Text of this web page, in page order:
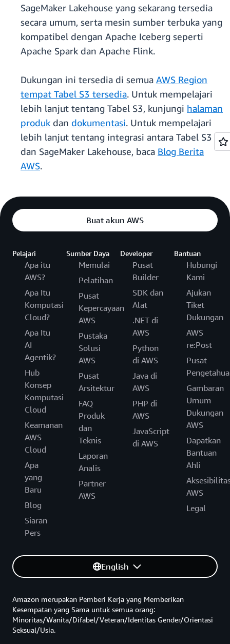
SageMaker Lakehouse yang sekarang tersedia
secara umum, serta mesin sumber terbuka yang
kompatibel dengan Apache Iceberg seperti
Apache Spark dan Apache Flink.
Dukungan ini tersedia di semua AWS Region
tempat Tabel S3 tersedia. Untuk mempelajari
lebih lanjut tentang Tabel S3, kunjungi halaman
produk dan dokumentasi. Untuk mempelajari
lebih lanjut tentang integrasi antara Tabel S3
dan SageMaker Lakehouse, baca Blog Berita
AWS.
Buat akun AWS
Pelajari
Apa itu
AWS?
Apa Itu
Komputasi
Cloud?
Apa Itu
AI
Agentik?
Hub
Konsep
Komputasi
Cloud
Keamanan
AWS
Cloud
Apa
yang
Baru
Blog
Siaran
Pers
Sumber Daya
Memulai
Pelatihan
Pusat
Kepercayaan
AWS
Pustaka
Solusi
AWS
Pusat
Arsitektur
FAQ
Produk
dan
Teknis
Laporan
Analis
Partner
AWS
Developer
Pusat
Builder
SDK dan
Alat
.NET di
AWS
Python
di AWS
Java di
AWS
PHP di
AWS
JavaScript
di AWS
Bantuan
Hubungi
Kami
Ajukan
Tiket
Dukungan
AWS
re:Post
Pusat
Gambaran
Umum
Dukungan
AWS
Dapatkan
Bantuan
Ahli
AWS
Legal
English
Amazon merupakan Pemberi Kerja yang Memberikan
Kesempatan yang Sama untuk semua orang:
Minoritas/Wanita/Difabel/Veteran/Identitas Gender/Orientasi
Seksual/Usia.